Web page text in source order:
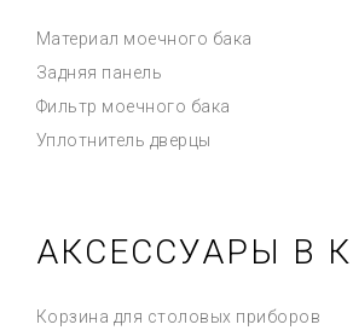
Материал моечного бака
Задняя панель
Фильтр моечного бака
Уплотнитель дверцы
АКСЕССУАРЫ В
Корзина для столовых приборов